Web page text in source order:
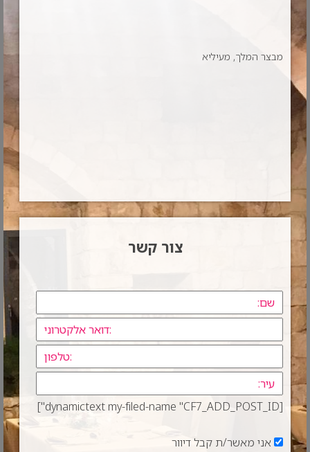
מבצר המלך, מעיליא
צור קשר
[dynamictext my-filed-name "CF7_ADD_POST_ID"]
אני מאשר/ת קבל דיוור